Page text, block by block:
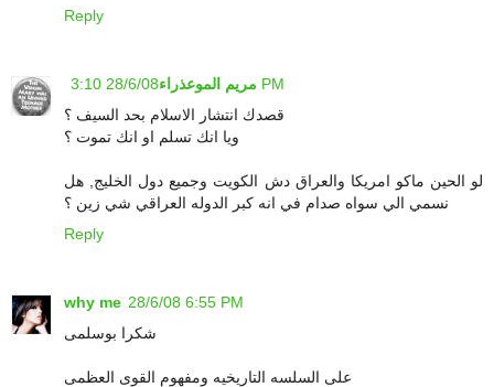
Reply
مريم الموعذراء 28/6/08 3:10 PM
قصدك انتشار الاسلام بحد السيف ؟
ويا انك تسلم او انك تموت ؟
لو الحين ماكو امريكا والعراق دش الكويت وجميع دول الخليج, هل
نسمي الي سواه صدام في انه كبر الدوله العراقي شي زين ؟
Reply
why me 28/6/08 6:55 PM
شكرا بوسلمى
على السلسه التاريخيه ومفهوم القوى العظمى